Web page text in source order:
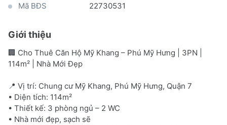
Mã BĐS
22730531
Giới thiệu
🏢 Cho Thuê Căn Hộ Mỹ Khang – Phú Mỹ Hưng | 3PN |
114m² | Nhà Mới Đẹp
📍 Vị trí: Chung cư Mỹ Khang, Phú Mỹ Hưng, Quận 7
• Diện tích: 114m²
• Thiết kế: 3 phòng ngủ – 2 WC
• Nhà mới đẹp, sạch sẽ